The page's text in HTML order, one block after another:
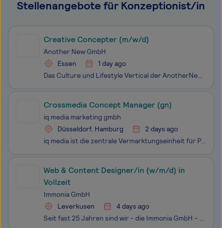
Stellenangebote für Konzeptionist/in
Creative Concepter (m/w/d)
Another New GmbH
Essen
1 day ago
Das Culture und Lifestyle Vertical der AnotherNew GmbH. Ein Teil der Szene, nicht des Systems. Kein gestelltes Getty-Grinsen, keine leeren Markenkampagnen. Wir arbeiten mit echten Menschen, authentischen Marken und Geschichten, die etwas zu sagen haben. Brands, die herausstechen wollen. Die es wagen
Crossmedia Concept Manager (gn)
iq media marketing gmbh
Düsseldorf, Hamburg
2 days ago
iq media ist die zentrale Vermarktungseinheit für Print-Kampagnen und integrierte, übergreifende Konzepte in DIE ZEIT, Handelsblatt, WirtschaftsWoche, Tagesspiegel und weiterer führender Leitmedienmarken.Mit großem Enthusiasmus vertreten wir unsere Titelmarken in diesem Markt -national und internati
Web & Content Designer/in (w/m/d) in
Vollzeit
Immonia GmbH
Leverkusen
4 days ago
Seit fast 25 Jahren sind wir - die Immonia GmbH - als zuverlässiger und servicebewusster Internet-Dienstleister im Immobilienmarkt tätig. Mittlerweile betreuen wir über 700 Immobilienmakler-Webseiten in ganz Deutschland. Um den durch unser engagiertes Team erreichten Erfolg auch für die Zukunft zu